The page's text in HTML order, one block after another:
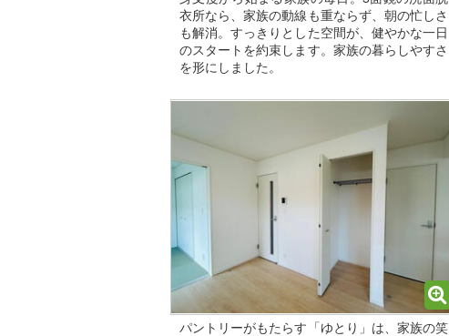
衣所なら、家族の動線も重ならず、朝の忙しさ
も解消。すっきりとした空間が、健やかな一日
のスタートを約束します。家族の暮らしやすさ
を形にしました。
パントリーがもたらす「ゆとり」は、家族の笑